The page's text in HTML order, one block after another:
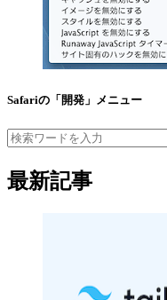
Safariの「開発」メニュー
最新記事